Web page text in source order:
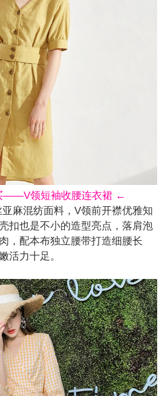
——V领短袖收腰连衣裙 ←
混纺面料，V领前开襟优雅知
扣也是不小的造型亮点，落肩泡
，配本布独立腰带打造细腰长
活力十足。